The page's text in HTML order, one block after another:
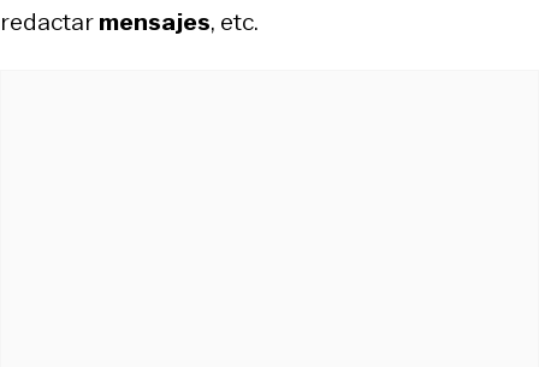
redactarmensajes, etc.